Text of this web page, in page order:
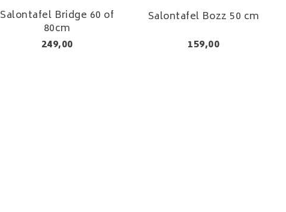
Salontafel Bridge 60 of
80cm
249,00
Salontafel Bozz 50 cm
159,00